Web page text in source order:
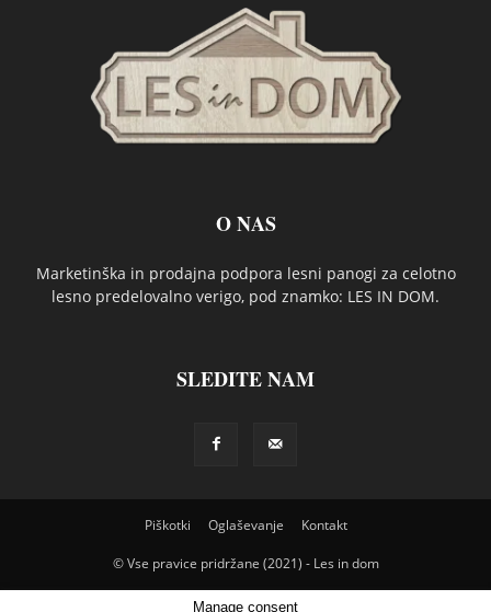
O NAS
Marketinška in prodajna podpora lesni panogi za celotno
lesno predelovalno verigo, pod znamko: LES IN DOM.
SLEDITE NAM
Piškotki Oglaševanje Kontakt
© Vse pravice pridržane (2021) - Les in dom
Manage consent